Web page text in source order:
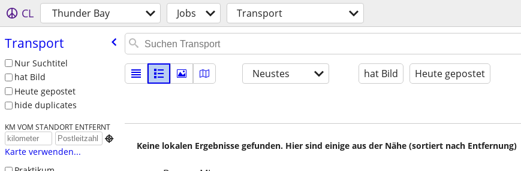
CL Thunder Bay Jobs Transport
Transport
Nur Suchtitel
hat Bild
Heute gepostet
hide duplicates
KM VOM STANDORT ENTFERNT

Karte verwenden...
Neustes hat Bild Heute gepostet
Keine lokalen Ergebnisse gefunden. Hier sind einige aus der Nähe (sortiert nach Entfernung)